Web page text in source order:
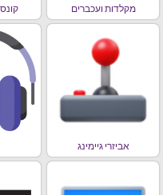
מקלדות ועכברים
אביזרי גיימינג